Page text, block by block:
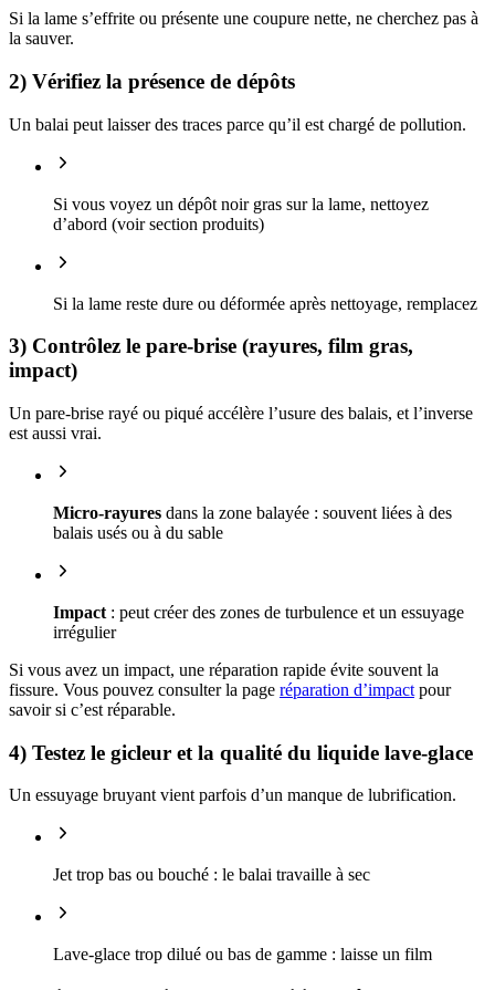
Si la lame s’effrite ou présente une coupure nette, ne cherchez pas à
la sauver.
2) Vérifiez la présence de dépôts
Un balai peut laisser des traces parce qu’il est chargé de pollution.
Si vous voyez un dépôt noir gras sur la lame, nettoyez
d’abord (voir section produits)
Si la lame reste dure ou déformée après nettoyage, remplacez
3) Contrôlez le pare-brise (rayures, film gras,
impact)
Un pare-brise rayé ou piqué accélère l’usure des balais, et l’inverse
est aussi vrai.
Micro-rayures dans la zone balayée : souvent liées à des
balais usés ou à du sable
Impact : peut créer des zones de turbulence et un essuyage
irrégulier
Si vous avez un impact, une réparation rapide évite souvent la
fissure. Vous pouvez consulter la page réparation d’impact pour
savoir si c’est réparable.
4) Testez le gicleur et la qualité du liquide lave-glace
Un essuyage bruyant vient parfois d’un manque de lubrification.
Jet trop bas ou bouché : le balai travaille à sec
Lave-glace trop dilué ou bas de gamme : laisse un film